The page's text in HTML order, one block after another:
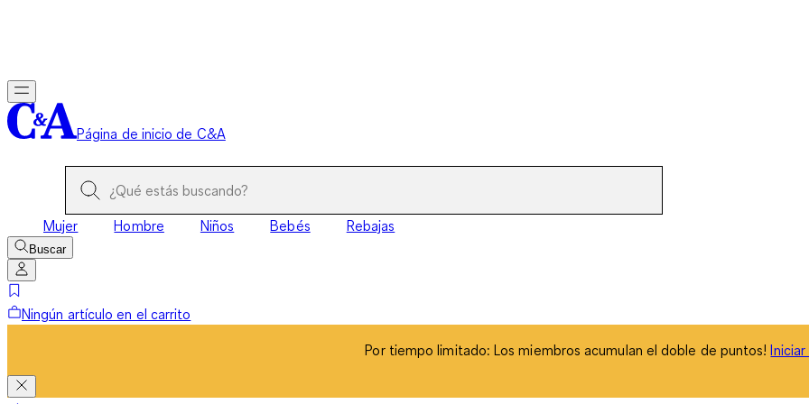
Página de inicio de C&A
Mujer Hombre Niños Bebés Rebajas
Buscar
Ningún artículo en el carrito
Por tiempo limitado: Los miembros acumulan el doble de puntos!